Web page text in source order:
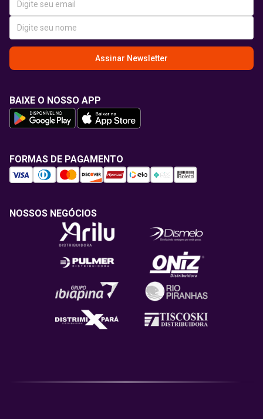
Assinar Newsletter
BAIXE O NOSSO APP
FORMAS DE PAGAMENTO
NOSSOS NEGÓCIOS